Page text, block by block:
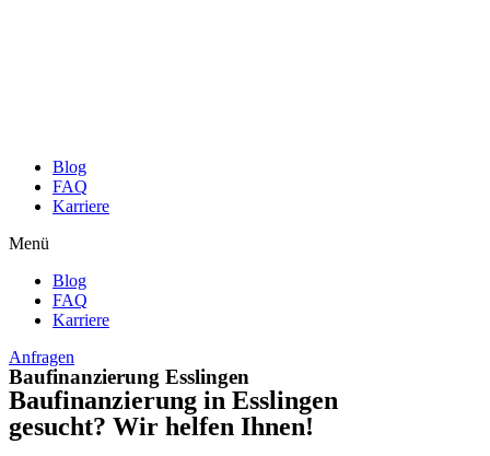
Blog
FAQ
Karriere
Menü
Blog
FAQ
Karriere
Anfragen
Baufinanzierung Esslingen
Baufinanzierung in Esslingen
gesucht? Wir helfen Ihnen!